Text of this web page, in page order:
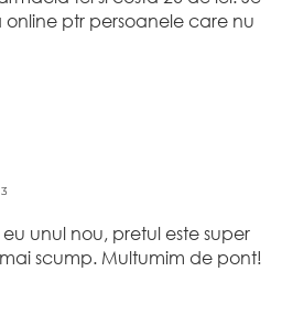
ptr persoanele care nu
unul nou, pretul este super
scump. Multumim de pont!